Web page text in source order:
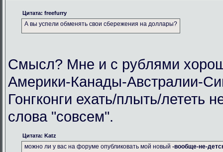
Цитата: freefurry
А вы успели обменять свои сбережения на доллары?
Смысл? Мне и с рублями
Америки-Канады-Австралии-
Гонгконги ехать/плыть/лететь
слова "совсем".
Цитата: Katz
можно ли у вас на форуме опубликовать мой новый -вообще-не-